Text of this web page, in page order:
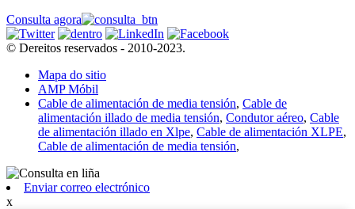
Consulta agora
© Dereitos reservados - 2010-2023.
Mapa do sitio
AMP Móbil
Cable de alimentación de media tensión, Cable de
alimentación illado de media tensión, Condutor aéreo, Cable
de alimentación illado en Xlpe, Cable de alimentación XLPE,
Cable de alimentación de media tensión,
Enviar correo electrónico
x